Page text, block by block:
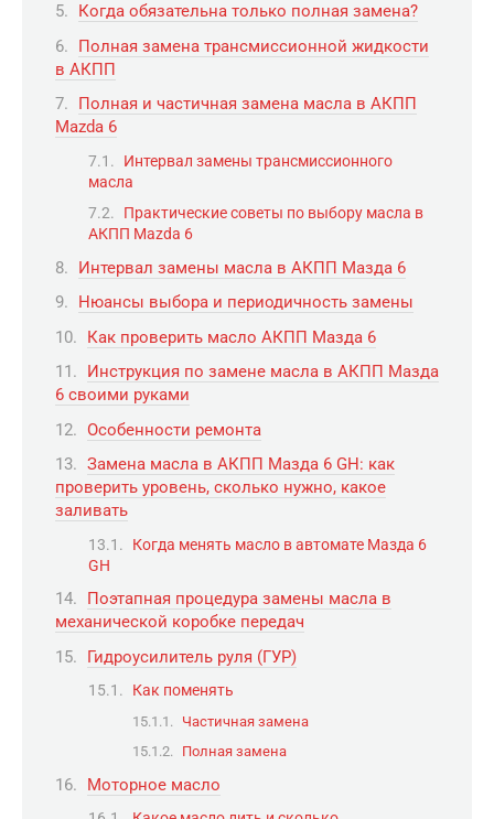
Когда обязательна только полная замена?
Полная замена трансмиссионной жидкости
в АКПП
Полная и частичная замена масла в АКПП
Mazda 6
Интервал замены трансмиссионного
масла
Практические советы по выбору масла в
АКПП Mazda 6
Интервал замены масла в АКПП Мазда 6
Нюансы выбора и периодичность замены
Как проверить масло АКПП Мазда 6
Инструкция по замене масла в АКПП Мазда
6 своими руками
Особенности ремонта
Замена масла в АКПП Мазда 6 GH: как
проверить уровень, сколько нужно, какое
заливать
Когда менять масло в автомате Мазда 6
GH
Поэтапная процедура замены масла в
механической коробке передач
Гидроусилитель руля (ГУР)
Как поменять
Частичная замена
Полная замена
Моторное масло